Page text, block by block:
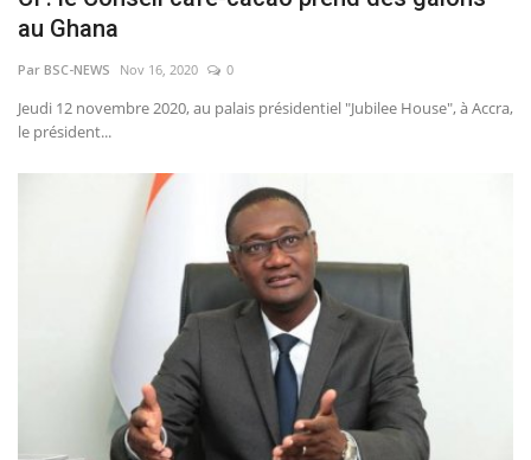
au Ghana
Par BSC-NEWS Nov 16, 2020 0
Jeudi 12 novembre 2020, au palais présidentiel "Jubilee House", à Accra,
le président...